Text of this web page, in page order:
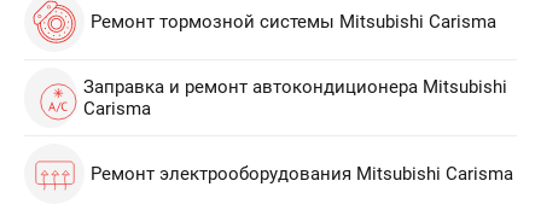
Ремонт тормозной системы Mitsubishi Carisma
Заправка и ремонт автокондиционера Mitsubishi
Carisma
Ремонт электрооборудования Mitsubishi Carisma